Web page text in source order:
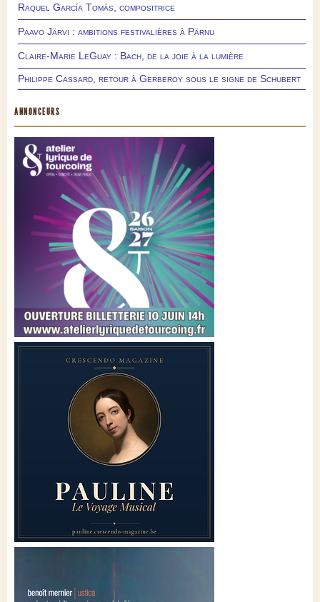
Raquel García Tomás, compositrice
Paavo Järvi : ambitions festivalières à Pärnu
Claire-Marie LeGuay : Bach, de la joie à la lumière
Philippe Cassard, retour à Gerberoy sous le signe de Schubert
ANNONCEURS